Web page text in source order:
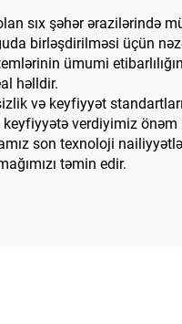
sıx şəhər ərazilərində
birləşdirilməsi üçün
ümumi
həlldir.
və keyfiyyət
verdiyimiz
son texnoloji
təmin edir.